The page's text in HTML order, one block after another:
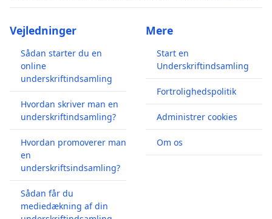
Vejledninger
Sådan starter du en
online
underskriftindsamling
Hvordan skriver man en
underskriftindsamling?
Hvordan promoverer man
en
underskriftsindsamling?
Sådan får du
mediedækning af din
Mere
Start en
Underskriftindsamling
Fortrolighedspolitik
Administrer cookies
Om os